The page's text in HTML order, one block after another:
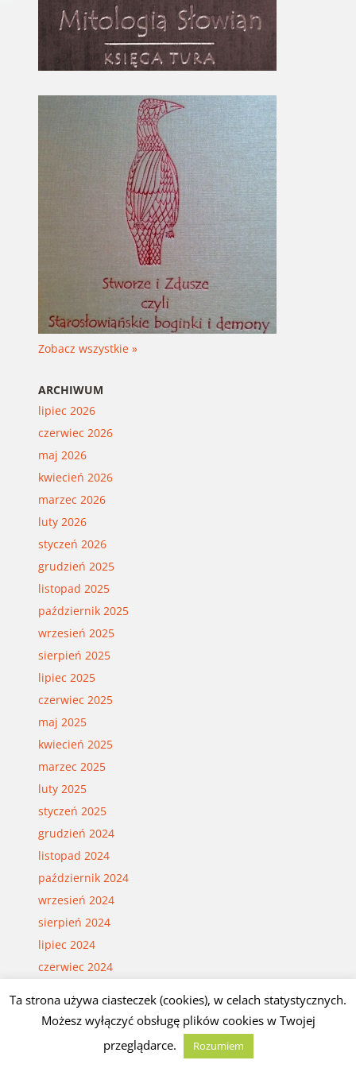
Zobacz wszystkie »
ARCHIWUM
lipiec 2026
czerwiec 2026
maj 2026
kwiecień 2026
marzec 2026
luty 2026
styczeń 2026
grudzień 2025
listopad 2025
październik 2025
wrzesień 2025
sierpień 2025
lipiec 2025
czerwiec 2025
maj 2025
kwiecień 2025
marzec 2025
luty 2025
styczeń 2025
grudzień 2024
listopad 2024
październik 2024
wrzesień 2024
sierpień 2024
lipiec 2024
czerwiec 2024
kwiecień 2024
Ta strona używa ciasteczek (cookies), w celach statystycznych.
Możesz wyłączyć obsługę plików cookies w Twojej
przeglądarce.
Rozumiem